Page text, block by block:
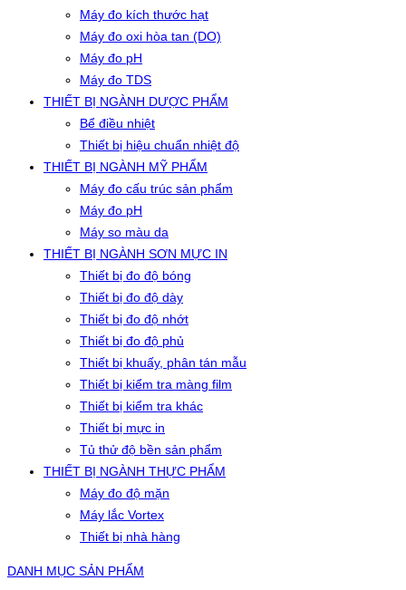
Máy đo kích thước hạt
Máy đo oxi hòa tan (DO)
Máy đo pH
Máy đo TDS
THIẾT BỊ NGÀNH DƯỢC PHẨM
Bể điều nhiệt
Thiết bị hiệu chuẩn nhiệt độ
THIẾT BỊ NGÀNH MỸ PHẨM
Máy đo cấu trúc sản phẩm
Máy đo pH
Máy so màu da
THIẾT BỊ NGÀNH SƠN MỰC IN
Thiết bị đo độ bóng
Thiết bị đo độ dày
Thiết bị đo độ nhớt
Thiết bị đo độ phủ
Thiết bị khuấy, phân tán mẫu
Thiết bị kiểm tra màng film
Thiết bị kiểm tra khác
Thiết bị mực in
Tủ thử độ bền sản phẩm
THIẾT BỊ NGÀNH THỰC PHẨM
Máy đo độ mặn
Máy lắc Vortex
Thiết bị nhà hàng
DANH MỤC SẢN PHẨM